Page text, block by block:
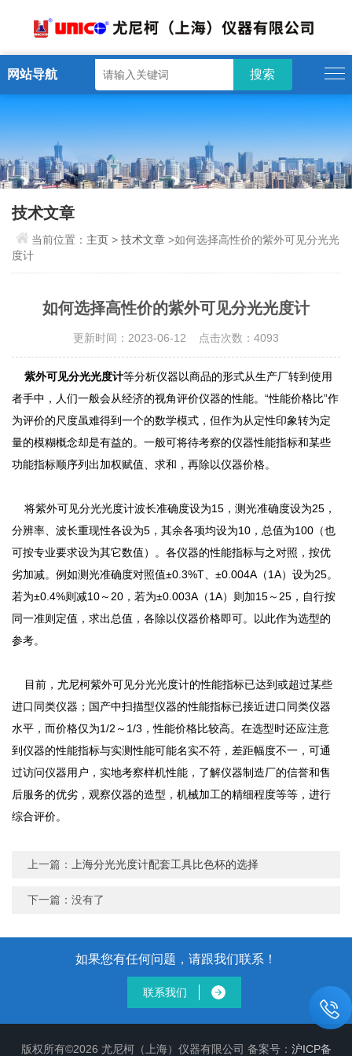
网站导航
技术文章
当前位置： 主页 >技术文章 >如何选择高性价的紫外可见分光光
度计
如何选择高性价的紫外可见分光光度计
更新时间：2023-06-12 点击次数：4093
紫外可见分光光度计等分析仪器以商品的形式从生产厂转到使用
者手中，人们一般会从经济的视角评价仪器的性能。“性能价格比”作
为评价的尺度虽难得到一个的数学模式，但作为从定性印象转为定
量的模糊概念却是有益的。一般可将待考察的仪器性能指标和某些
功能指标顺序列出加权赋值、求和，再除以仪器价格。
将紫外可见分光光度计波长准确度设为15，测光准确度设为25，
分辨率、波长重现性各设为5，其余各项均设为10，总值为100（也
可按专业要求设为其它数值）。各仪器的性能指标与之对照，按优
劣加减。例如测光准确度对照值±0.3%T、±0.004A（1A）设为25。
若为±0.4%则减10～20，若为±0.003A（1A）则加15～25，自行按
同一准则定值，求出总值，各除以仪器价格即可。以此作为选型的
参考。
目前，尤尼柯紫外可见分光光度计的性能指标已达到或超过某些
进口同类仪器；国产中扫描型仪器的性能指标已接近进口同类仪器
水平，而价格仅为1/2～1/3，性能价格比较高。在选型时还应注意
到仪器的性能指标与实测性能可能名实不符，差距幅度不一，可通
过访问仪器用户，实地考察样机性能，了解仪器制造厂的信誉和售
后服务的优劣，观察仪器的造型，机械加工的精细程度等等，进行
综合评价。
上一篇：上海分光光度计配套工具比色杯的选择
下一篇：没有了
如果您有任何问题，请跟我们联系！
联系我们
版权所有©2026 尤尼柯（上海）仪器有限公司 备案号： 沪ICP备